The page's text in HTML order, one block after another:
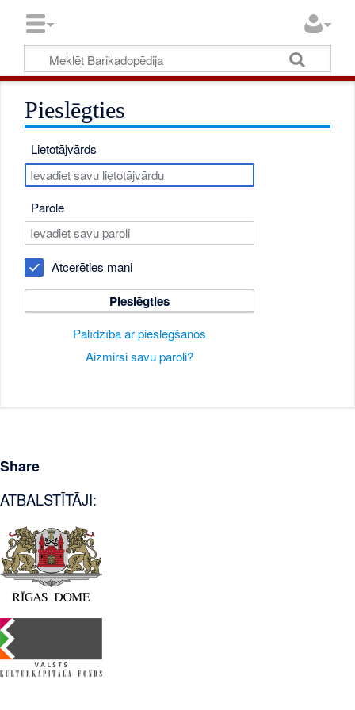
Pieslēgties
Lietotājvārds
Parole
Atcerēties mani
Pieslēgties
Palīdzība ar pieslēgšanos
Aizmirsi savu paroli?
Share
ATBALSTĪTĀJI: